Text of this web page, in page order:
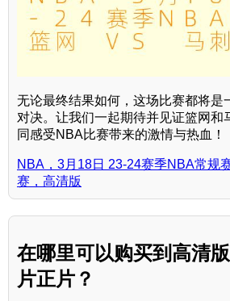
无论最终结果如何，这场比赛都将是
对决。让我们一起期待并见证篮网和
同感受NBA比赛带来的激情与热血！
NBA，3月18日 23-24赛季NBA常规
赛，高清版
在哪里可以购买到高清
片正片？